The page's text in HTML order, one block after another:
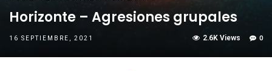
Horizonte – Agresiones grupales
16 SEPTIEMBRE, 2021 0
2.6K Views